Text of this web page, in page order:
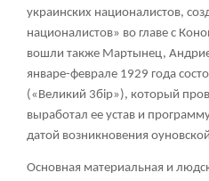
украинских националистов,
националистов» во главе с
вошли также Мартынец,
январе-феврале 1929 года
(«Великий 3бip»), который
выработал ее устав и
датой возникновения
Основная материальная и